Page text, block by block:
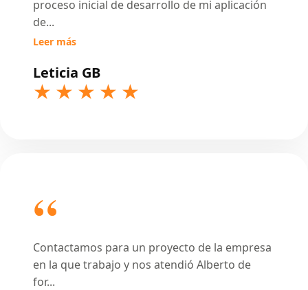
Leticia GB
proceso inicial de desarrollo de mi aplicación
de...
Leer más
Contactamos para un proyecto de la empresa
en la que trabajo y nos atendió Alberto de
for...